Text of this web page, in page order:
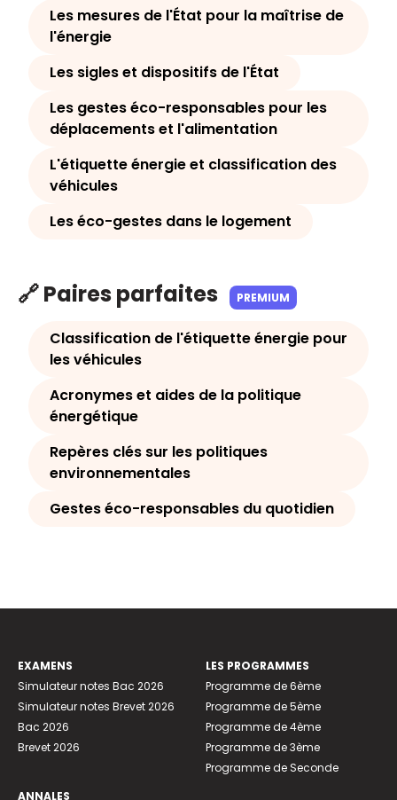
Les mesures de l'État pour la maîtrise de
l'énergie
Les sigles et dispositifs de l'État
Les gestes éco-responsables pour les
déplacements et l'alimentation
L'étiquette énergie et classification des
véhicules
Les éco-gestes dans le logement
🔗 Paires parfaites PREMIUM
Classification de l'étiquette énergie pour
les véhicules
Acronymes et aides de la politique
énergétique
Repères clés sur les politiques
environnementales
Gestes éco-responsables du quotidien
EXAMENS
Simulateur notes Bac 2026
Simulateur notes Brevet 2026
Bac 2026
Brevet 2026
ANNALES
LES PROGRAMMES
Programme de 6ème
Programme de 5ème
Programme de 4ème
Programme de 3ème
Programme de Seconde